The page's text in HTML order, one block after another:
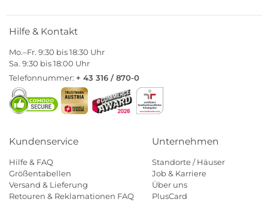
Hilfe & Kontakt
Mo.–Fr. 9:30 bis 18:30 Uhr
Sa. 9:30 bis 18:00 Uhr
Telefonnummer: + 43 316 / 870-0
Kundenservice
Hilfe & FAQ
Größentabellen
Versand & Lieferung
Retouren & Reklamationen FAQ
Unternehmen
Standorte / Häuser
Job & Karriere
Über uns
PlusCard